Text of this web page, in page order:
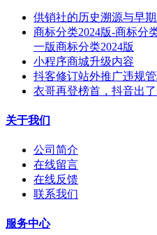
供销社的历史溯源与早
商标分类2024版-商标分
一版商标分类2024版
小程序商城升级内容
抖客修订站外推广违规
衣哥再登榜首，抖音出了
关于我们
公司简介
在线留言
在线反馈
联系我们
服务中心